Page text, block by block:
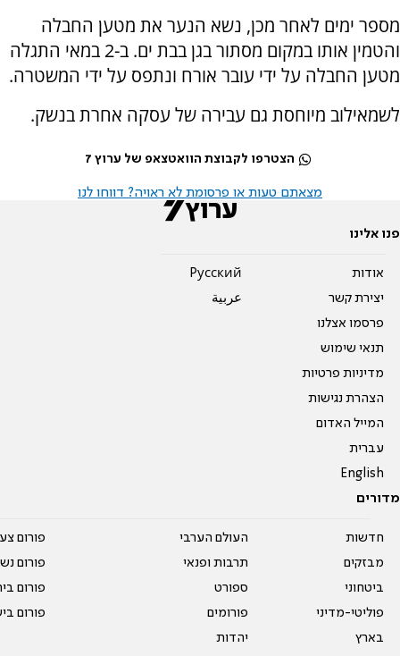
מספר ימים לאחר מכן, נשא הנער את מטען החבלה
והטמין אותו במקום מסתור בגן בבת ים. ב-2 במאי התגלה
מטען החבלה על ידי עובר אורח ונתפס על ידי המשטרה.
לשמאילוב מיוחסת גם עבירה של עסקה אחרת בנשק.
הצטרפו לקבוצת הוואטצאפ של ערוץ 7
מצאתם טעות או פרסומת לא ראויה? דווחו לנו
פנו אלינו
אודות
יצירת קשר
פרסמו אצלנו
תנאי שימוש
מדיניות פרטיות
הצהרת נגישות
המייל האדום
עברית
English
Pусский
عربية
מדורים
חדשות
מבזקים
ביטחוני
פוליטי-מדיני
בארץ
העולם הערבי
תרבות ופנאי
ספורט
פורומים
יהדות
פורום
פורום
פורום
פורום